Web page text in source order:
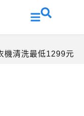
機清洗最低1299元